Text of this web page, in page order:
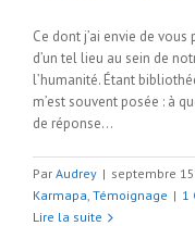
Ce dont j’ai envie de vous
d’un tel lieu au sein de
l’humanité. Étant
m’est souvent posée : à
de réponse…
Par Audrey | septembre
Karmapa Témoignage | 1
Lire la suite